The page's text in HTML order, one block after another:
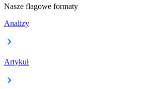
Nasze flagowe formaty
Analizy
Artykuł